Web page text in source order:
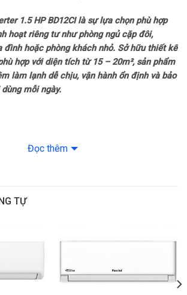
Ống dẫn gas bằng Đồng – Lá tản nhiệt
năng
h
nhanh: Turbo
1.5 HP BD12CI là sự lựa chọn phù hợp
hoạt riêng tư như phòng ngủ cặp đôi,
đình hoặc phòng khách nhỏ. Sở hữu thiết kế
hợp với diện tích từ 15 – 20m², sản phẩm
làm lạnh dễ chịu, vận hành ổn định và bảo
mỗi ngày.
lạnh 1 chiều sử dụng chất liệuống đồng và
Đọc thêm
TỰ